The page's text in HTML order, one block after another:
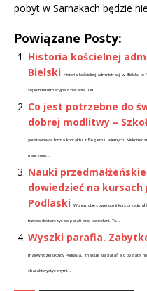
pobyt w Sarnakach będzie
Powiązane Posty:
Historia kościelnej
Bielski
Historia kościelnej administracji w Bielsku
się kontreformacyjne działania. Od...
Co jest potrzebne do
dobrej modlitwy –
podstawowa forma kontaktu z Bogiem u wiernych.
nauczono...
Nauki
dowiedzieć na kursach
Podlaski
Wbrew obiegowej opinii kurs
trzeba dostarczyć do parafialnej kancelarii. To...
Wyszki parafia.
malowniczej okolicy Podlasia, znajduje się parafia o bogatej
charakterystycznymi...